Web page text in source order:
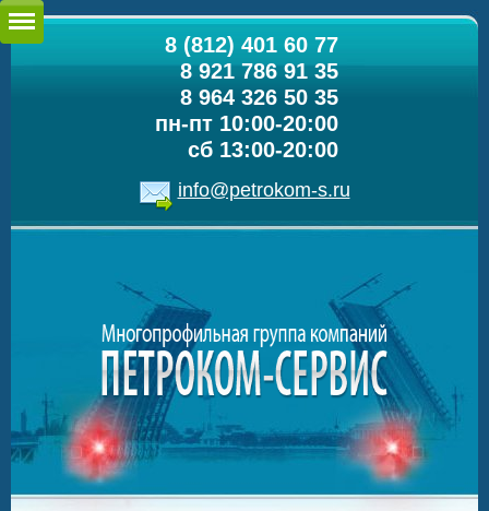
8 (812) 401 60 77
8 921 786 91 35
8 964 326 50 35
пн-пт 10:00-20:00
сб 13:00-20:00
info@petrokom-s.ru